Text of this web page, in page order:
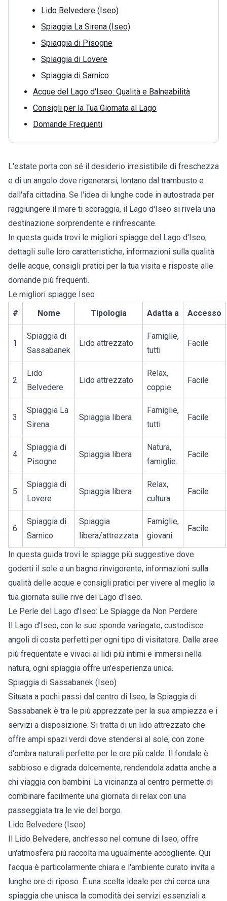
Lido Belvedere (Iseo)
Spiaggia La Sirena (Iseo)
Spiaggia di Pisogne
Spiaggia di Lovere
Spiaggia di Sarnico
Acque del Lago d'Iseo: Qualità e Balneabilità
Consigli per la Tua Giornata al Lago
Domande Frequenti
L'estate porta con sé il desiderio irresistibile di freschezza
e di un angolo dove rigenerarsi, lontano dal trambusto e
dall'afa cittadina. Se l'idea di lunghe code in autostrada per
raggiungere il mare ti scoraggia, il Lago d'Iseo si rivela una
destinazione sorprendente e rinfrescante.
In questa guida trovi le migliori spiagge del Lago d'Iseo,
dettagli sulle loro caratteristiche, informazioni sulla qualità
delle acque, consigli pratici per la tua visita e risposte alle
domande più frequenti.
Le migliori spiagge Iseo
#
Nome Tipologia Adatta a Accesso
1
Spiaggia di
Sassabanek
Lido attrezzato
Famiglie,
tutti
Facile
2
Lido
Belvedere
Lido attrezzato
Relax,
coppie
Facile
3
Spiaggia La
Sirena
Spiaggia libera
Famiglie,
tutti
Facile
4
Spiaggia di
Pisogne
Spiaggia libera
Natura,
famiglie
Facile
5
Spiaggia di
Lovere
Spiaggia libera
Relax,
cultura
Facile
6
Spiaggia di
Sarnico
Spiaggia
libera/attrezzata
Famiglie,
giovani
Facile
In questa guida trovi le spiagge più suggestive dove
goderti il sole e un bagno rinvigorente, informazioni sulla
qualità delle acque e consigli pratici per vivere al meglio la
tua giornata sulle rive del Lago d'Iseo.
Le Perle del Lago d'Iseo: Le Spiagge da Non Perdere
Il Lago d'Iseo, con le sue sponde variegate, custodisce
angoli di costa perfetti per ogni tipo di visitatore. Dalle aree
più frequentate e vivaci ai lidi più intimi e immersi nella
natura, ogni spiaggia offre un'esperienza unica.
Spiaggia di Sassabanek (Iseo)
Situata a pochi passi dal centro di Iseo, la Spiaggia di
Sassabanek è tra le più apprezzate per la sua ampiezza e i
servizi a disposizione. Si tratta di un lido attrezzato che
offre ampi spazi verdi dove stendersi al sole, con zone
d'ombra naturali perfette per le ore più calde. Il fondale è
sabbioso e digrada dolcemente, rendendola adatta anche a
chi viaggia con bambini. La vicinanza al centro permette di
combinare facilmente una giornata di relax con una
passeggiata tra le vie del borgo.
Lido Belvedere (Iseo)
Il Lido Belvedere, anch'esso nel comune di Iseo, offre
un'atmosfera più raccolta ma ugualmente accogliente. Qui
l'acqua è particolarmente chiara e l'ambiente curato invita a
lunghe ore di riposo. È una scelta ideale per chi cerca una
spiaggia che unisca la comodità dei servizi essenziali a